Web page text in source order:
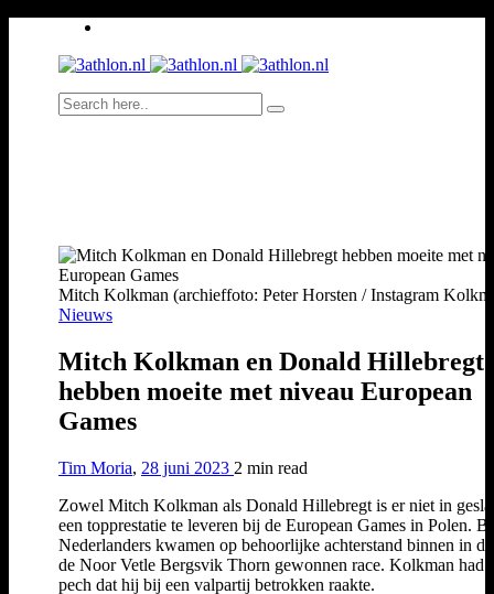
Mitch Kolkman (archieffoto: Peter Horsten / Instagram
Nieuws
Mitch Kolkman en Donald Hillebregt
hebben moeite met niveau European
Games
Tim Moria, 28 juni 2023 2 min read
Zowel Mitch Kolkman als Donald Hillebregt is er niet in
een topprestatie te leveren bij de European Games in Polen.
Nederlanders kwamen op behoorlijke achterstand binnen in
de Noor Vetle Bergsvik Thorn gewonnen race. Kolkman had
pech dat hij bij een valpartij betrokken raakte.